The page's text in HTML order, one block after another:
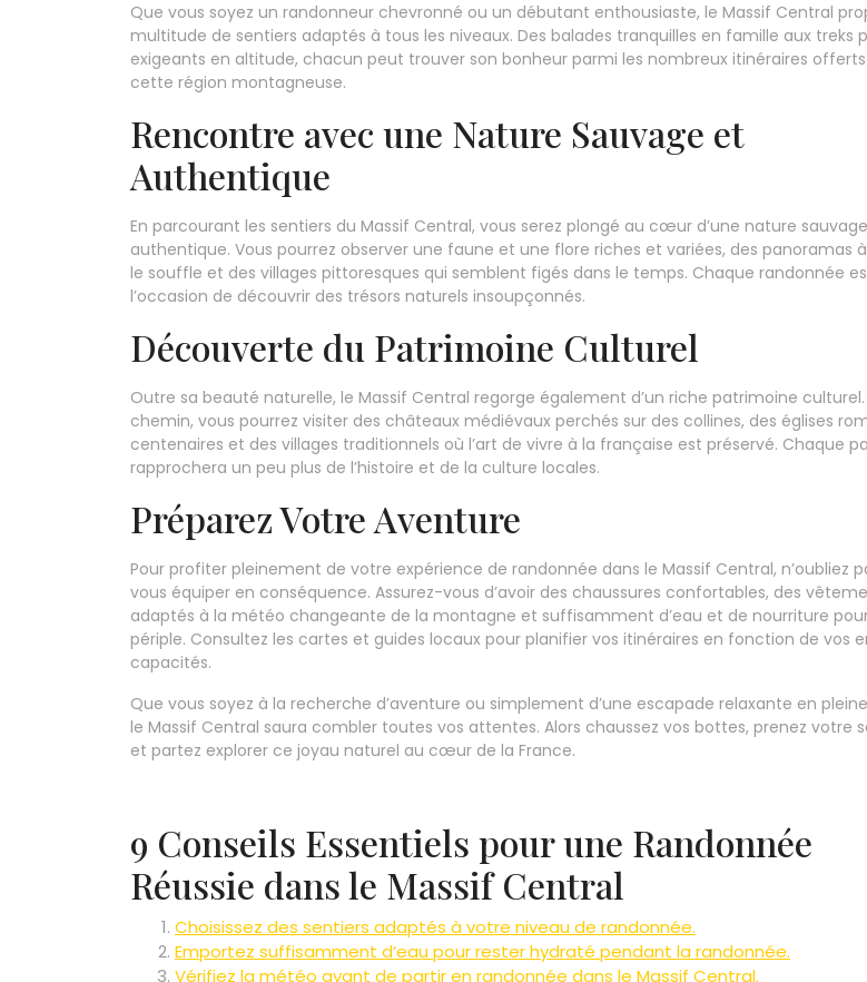
Que vous soyez un randonneur chevronné ou un débutant enthousiaste, le Massif Central
multitude de sentiers adaptés à tous les niveaux. Des balades tranquilles en famille aux treks
exigeants en altitude, chacun peut trouver son bonheur parmi les nombreux itinéraires
cette région montagneuse.
Rencontre avec une Nature Sauvage et
Authentique
En parcourant les sentiers du Massif Central, vous serez plongé au cœur d’une nature
authentique. Vous pourrez observer une faune et une flore riches et variées, des panoramas
le souffle et des villages pittoresques qui semblent figés dans le temps. Chaque randonnée
l’occasion de découvrir des trésors naturels insoupçonnés.
Découverte du Patrimoine Culturel
Outre sa beauté naturelle, le Massif Central regorge également d’un riche patrimoine culturel.
chemin, vous pourrez visiter des châteaux médiévaux perchés sur des collines, des églises
centenaires et des villages traditionnels où l’art de vivre à la française est préservé. Chaque
rapprochera un peu plus de l’histoire et de la culture locales.
Préparez Votre Aventure
Pour profiter pleinement de votre expérience de randonnée dans le Massif Central, n’oubliez
vous équiper en conséquence. Assurez-vous d’avoir des chaussures confortables, des
adaptés à la météo changeante de la montagne et suffisamment d’eau et de nourriture
périple. Consultez les cartes et guides locaux pour planifier vos itinéraires en fonction de vos
capacités.
Que vous soyez à la recherche d’aventure ou simplement d’une escapade relaxante en
le Massif Central saura combler toutes vos attentes. Alors chaussez vos bottes, prenez votre
et partez explorer ce joyau naturel au cœur de la France.
9 Conseils Essentiels pour une Randonnée
Réussie dans le Massif Central
Choisissez des sentiers adaptés à votre niveau de randonnée.
Emportez suffisamment d’eau pour rester hydraté pendant la randonnée.
Vérifiez la météo avant de partir en randonnée dans le Massif Central.